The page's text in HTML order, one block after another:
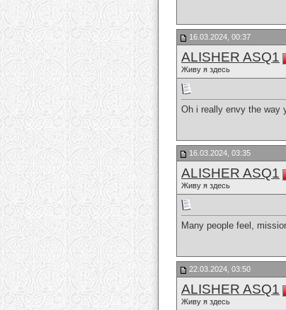
16.03.2024, 00:37
ALISHER ASQ1
Живу я здесь
Oh i really envy the way
16.03.2024, 03:35
ALISHER ASQ1
Живу я здесь
Many people feel,
22.03.2024, 03:50
ALISHER ASQ1
Живу я здесь